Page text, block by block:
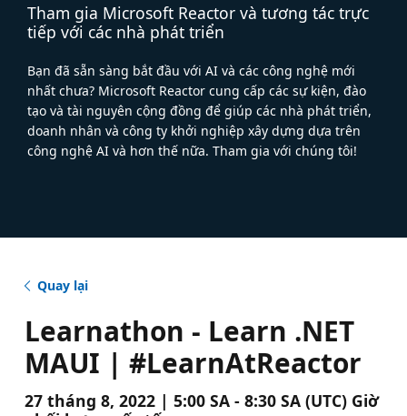
Tham gia Microsoft Reactor và tương tác trực
tiếp với các nhà phát triển
Bạn đã sẵn sàng bắt đầu với AI và các công nghệ mới
nhất chưa? Microsoft Reactor cung cấp các sự kiện, đào
tạo và tài nguyên cộng đồng để giúp các nhà phát triển,
doanh nhân và công ty khởi nghiệp xây dựng dựa trên
công nghệ AI và hơn thế nữa. Tham gia với chúng tôi!
Quay lại
Learnathon - Learn .NET
MAUI | #LearnAtReactor
27 tháng 8, 2022 | 5:00 SA - 8:30 SA (UTC) Giờ